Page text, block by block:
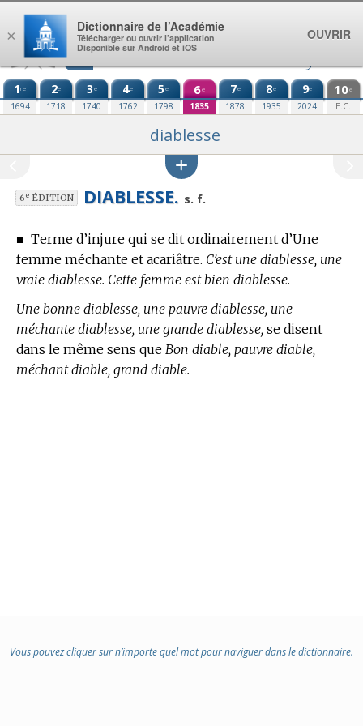
Aller au contenu
1re
1694
2e
1718
3e
1740
4e
1762
5e
1798
6e
1835
7e
1878
8e
1935
9e
2024
10e
E.C.
diablesse
6eÉDITION DIABLESSE. s. f.
■ Terme d’injure qui se dit ordinairement d’Une
femme méchante et acariâtre. C’est une diablesse, une
vraie diablesse. Cette femme est bien diablesse.
Une bonne diablesse, une pauvre diablesse, une
méchante diablesse, une grande diablesse, se disent
dans le même sens que Bon diable, pauvre diable,
méchant diable, grand diable.
Vous pouvez cliquer sur n’importe quel mot pour naviguer dans le dictionnaire.
×
Dictionnaire de l’Académie
Télécharger ou ouvrir l’application
Disponible sur Android et iOS
OUVRIR